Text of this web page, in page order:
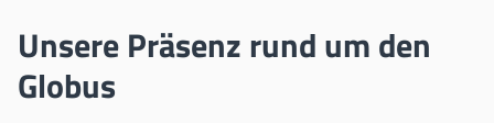
Unsere Präsenz rund um den
Globus